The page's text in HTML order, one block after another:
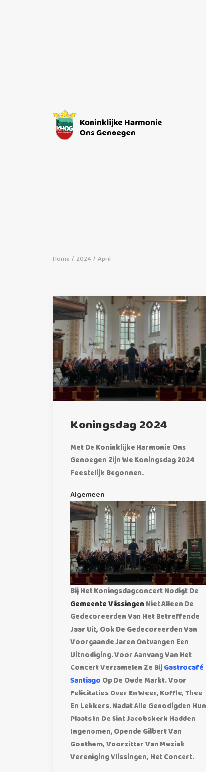
Home 2024 April
Koningsdag 2024
Met De Koninklijke Harmonie Ons
Genoegen Zijn We Koningsdag 2024
Feestelijk Begonnen.
Algemeen
Bij Het Koningsdagconcert Nodigt De
Gemeente Vlissingen Niet Alleen De
Gedecoreerden Van Het Betreffende
Jaar Uit, Ook De Gedecoreerden Van
Voorgaande Jaren Ontvangen Een
Uitnodiging. Voor Aanvang Van Het
Concert Verzamelen Ze BijGastrocafé
Santiago Op De Oude Markt. Voor
Felicitaties Over En Weer, Koffie, Thee
En Lekkers. Nadat Alle Genodigden Hun
Plaats In De Sint Jacobskerk Hadden
Ingenomen, Opende Gilbert Van
Goethem, Voorzitter Van Muziek
Vereniging Vlissingen, Het Concert.